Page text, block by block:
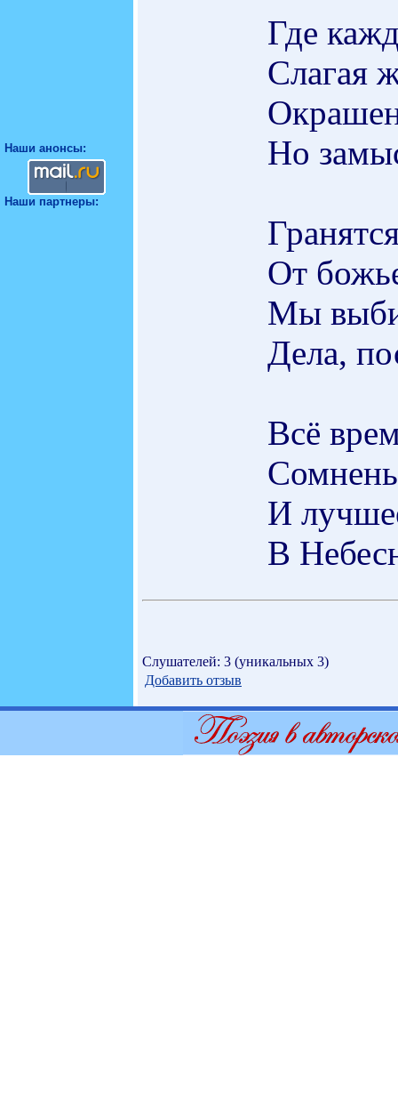
Наши анонсы:
Наши партнеры:
Где
Слагая
Но
От
Мы
Дела,
Всё
И
В
Слушателей: 3 (уникальных 3)
Добавить отзыв